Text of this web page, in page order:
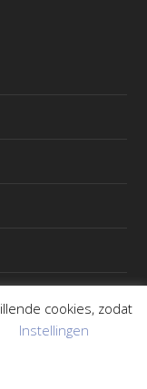
cookies, zodat
Instellingen